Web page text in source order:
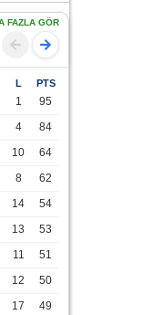
FAZLA GÖR
L PTS
1
95
4
84
10
64
8
62
14
54
13
53
11
51
12
50
17 49